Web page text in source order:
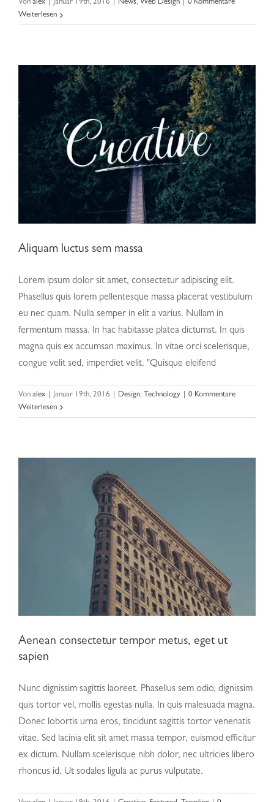
Von alex Januar 19th, 2016 News, Web Design
0 Kommentare
Weiterlesen
Aliquam luctus sem massa
Lorem ipsum dolor sit amet, consectetur adipiscing elit.
Phasellus quis lorem pellentesque massa placerat vestibulum
eu nec quam. Nulla semper in elit a varius. Nullam in
fermentum massa. In hac habitasse platea dictumst. In quis
magna quis ex accumsan maximus. In vitae orci scelerisque,
congue velit sed, imperdiet velit. "Quisque eleifend
Von alex Januar 19th, 2016 Design, Technology
0 Kommentare
Weiterlesen
sapien
Aenean consectetur tempor metus, eget ut
sapien
Nunc dignissim sagittis laoreet. Phasellus sem odio, dignissim
quis tortor vel, mollis egestas nulla. In quis malesuada magna.
Donec lobortis urna eros, tincidunt sagittis tortor venenatis
vitae. Sed lacinia elit sit amet massa tempor, euismod efficitur
ex dictum. Nullam scelerisque nibh dolor, nec ultricies libero
rhoncus id. Ut sodales ligula ac purus vulputate.